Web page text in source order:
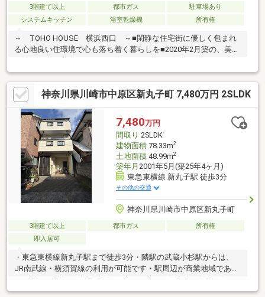
3階建て以上 都市ガス
駐車場あり
システムキッチン
浴室乾燥機 所有権
～ TOHO HOUSE 横浜西口 ～■閑静な住宅街に優しく包まれ
る心地良い住環境で心も落ち着く暮らしを■2020年2月築の、美し
超のゆったりLDK、通りからの視線が気になりにくい2階リビング
です■ファミリークロークとして活用できるWICがございます■お
天気の悪い日や花粉の季節にも重宝する浴室乾燥機搭載■小中学
校やコンビニ・スーパー・公園が身近に揃った安心の住環境も魅
力ですご見学のご希望、資料請求、ご質問などなど、お気軽にま
ずはお問い合わせください♪【 フリーダイヤル： 0120-821-930
】
神奈川県川崎市中原区新丸子町 7,480万円 2SLDK
7,480万円
間取り 2SLDK
建物面積78.33m2
土地面積48.99m2
築年月 2001年5月(築25年4ヶ月)
東急東横線 新丸子駅 徒歩3分
その他の交通
神奈川県川崎市中原区新丸子町
3階建て以上 都市ガス
所有権
即入居可
・東急東横線新丸子駅まで徒歩3分・隣駅の武蔵小杉駅からは、
JR南武線・横須賀線の利用が可能です・駅周辺が商業地域である
いと閑静な暮らしを両方を享受できる立地です・各居室5.6畳以上